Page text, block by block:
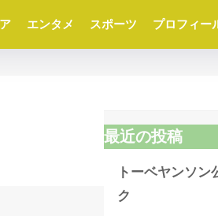
エンタメ スポーツ プロフィー
最近の投稿
トーベヤンソ
ク